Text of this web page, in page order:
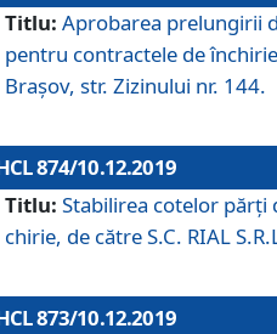
Titlu: Aprobarea prelungirii
pentru contractele de
Braşov, str. Zizinului nr. 144.
874/10.12.2019
Titlu: Stabilirea cotelor părți
chirie, de către S.C. RIAL
873/10.12.2019